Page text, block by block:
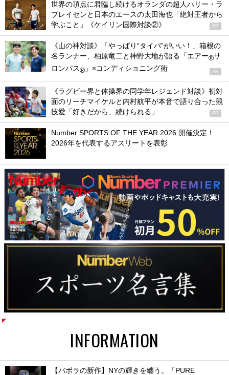
世界の頂点に君臨し続けるオランダの超人ハリー・ラ
ブレイセンと日本のエースの太田海也「絶対王者から
学ぶこと」《ケイリン国際対談②》
PR
《山の神対談》「やっぱり“タイパ”がいい！」箱根の
名ランナー、柏原竜二と神野大地が語る「エアー®サ
ロンパス® 」×コンディショニング術 PR
《ラグビー界と体操界の同学年レジェンド対談》初対
面のリーチマイケルと内村航平が本音で語り合った競
技愛「好きだから、続けられる」
PR
Number SPORTS OF THE YEAR 2026 開催決定！
2026年を代表するアスリートを表彰
INFORMATION
【バボラの新作】NYの輝きを纏う。「PURE